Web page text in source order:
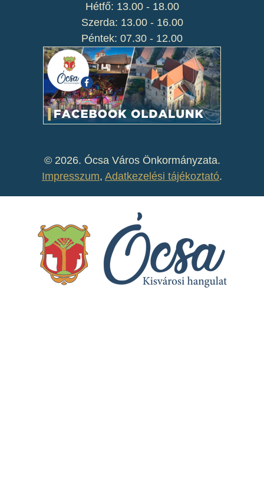
Hétfő: 13.00 - 18.00
Szerda: 13.00 - 16.00
Péntek: 07.30 - 12.00
© 2026. Ócsa Város Önkormányzata.
Impresszum, Adatkezelési tájékoztató.